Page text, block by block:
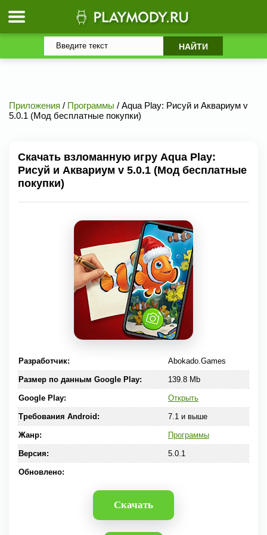
Приложения / Программы / Aqua Play: Рисуй и Аквариум v
5.0.1 (Мод бесплатные покупки)
Скачать взломанную игру Aqua Play:
Рисуй и Аквариум v 5.0.1 (Мод бесплатные
покупки)
Разработчик: Abokado.Games
Размер по данным Google Play: 139.8 Mb
Google Play: Открыть
Требования Android: 7.1 и выше
Жанр: Программы
Версия: 5.0.1
Обновлено:
Скачать